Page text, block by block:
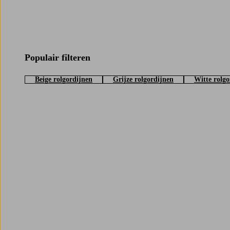
Populair filteren
Beige rolgordijnen Grijze rolgordijnen Witte